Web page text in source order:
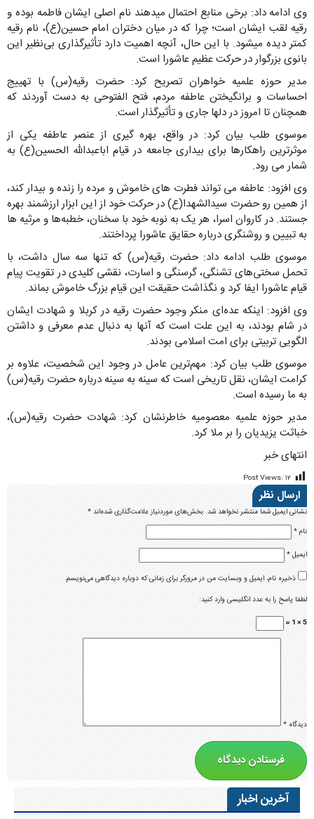
وی ادامه داد: برخی منابع احتمال میدهند نام اصلی ایشان فاطمه بوده و
رقیه لقب ایشان است؛ چرا که در میان دختران امام حسین(ع)، نام رقیه
کمتر دیده میشود. با این حال، آنچه اهمیت دارد تأثیرگذاری بی‌نظیر این
بانوی بزرگوار در حرکت عظیم عاشورا است.
مدیر حوزه علمیه خواهران تصریح کرد: حضرت رقیه(س) با تهییج
احساسات و برانگیختن عاطفه مردم، فتح الفتوحی به دست آوردند که
همچنان تا امروز در دلها جاری و تأثیرگذار است.
موسوی طلب بیان کرد: در واقع، بهره گیری از عنصر عاطفه یکی از
موثرترین راهکارها برای بیداری جامعه در قیام اباعبدالله الحسین(ع) به
شمار می رود.
وی افزود: عاطفه می تواند فطرت های خاموش و مرده را زنده و بیدار کند،
از همین رو حضرت سیدالشهدا(ع) در حرکت خود از این ابزار ارزشمند بهره
جستند. در کاروان اسرا، هر یک به نوبه خود با سخنان، خطبه‌ها و مرثیه ها
به تبیین و روشنگری درباره حقایق عاشورا پرداختند.
موسوی طلب ادامه داد: حضرت رقیه(س) که تنها سه سال داشت، با
تحمل سختی‌های تشنگی، گرسنگی و اسارت، نقشی کلیدی در تقویت پیام
قیام عاشورا ایفا کرد و نگذاشت حقیقت این قیام بزرگ خاموش بماند.
وی افزود: اینکه عده‌ای منکر وجود حضرت رقیه در کربلا و شهادت ایشان
در شام بودند، به این علت است که آنها به دنبال عدم معرفی و داشتن
الگویی تربیتی برای امت اسلامی بودند.
موسوی طلب بیان کرد: مهم‌ترین عامل در وجود این شخصیت، علاوه بر
کرامت ایشان، نقل تاریخی است که سینه به سینه درباره حضرت رقیه(س)
به ما رسیده است.
مدیر حوزه علمیه معصومیه خاطرنشان کرد: شهادت حضرت رقیه(س)،
خباثت یزیدیان را بر ملا کرد.
انتهای خبر
Post Views: ۱۲
ارسال نظر
نشانی ایمیل شما منتشر نخواهد شد.بخش‌های موردنیاز علامت‌گذاری شده‌اند*
نام*
ایمیل*
ذخیره نام، ایمیل و وبسایت من در مرورگر برای زمانی که دوباره دیدگاهی می‌نویسم.
لطفا پاسخ را به عدد انگلیسی وارد کنید:
5 × 1 =
دیدگاه*
آخرین اخبار